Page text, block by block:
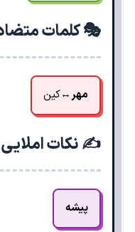
🎭 کلمات
مهر↔کین
✍️ نکات املایی
پیشه